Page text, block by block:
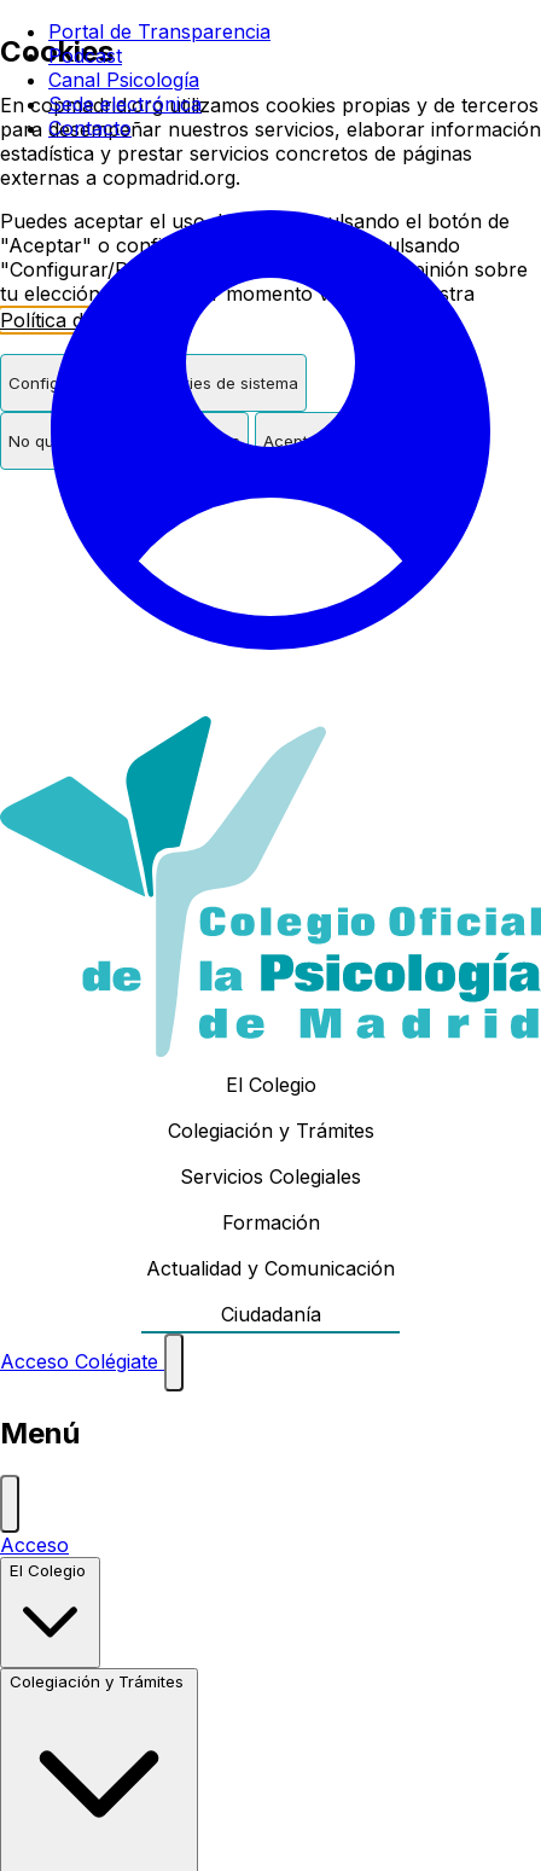
Cookies
En copmadrid.org utilizamos cookies propias y de terceros
para desempeñar nuestros servicios, elaborar información
estadística y prestar servicios concretos de páginas
externas a copmadrid.org.
Puedes aceptar el uso de cookies pulsando el botón de
"Aceptar" o configurar/rechazar su uso pulsando
"Configurar/Rechazar". Podrás cambiar de opinión sobre
tu elección en cualquier momento visitando nuestra
Política de Cookies
Configurar Solo cookies de sistema
No quiero cookies de terceros Aceptar cookies
Colegio oficial de
Portal de Transparencia
Podcast
Canal Psicología
Sede electrónica
Contacto
El Colegio
Colegiación y Trámites
Servicios Colegiales
Formación
Actualidad y Comunicación
Ciudadanía
Acceso Colégiate
Menú
Acceso
El Colegio
Colegiación y Trámites